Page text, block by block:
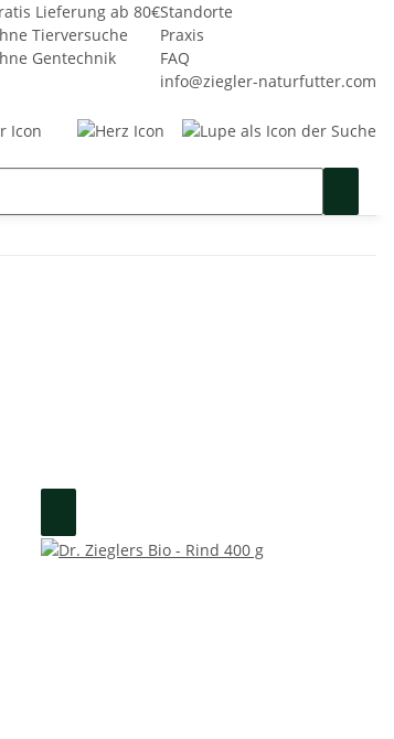
Lieferung ab 80€
Tierversuche
Gentechnik
Standorte
Praxis
FAQ
info@ziegler-naturfutter.com
Gutschein SALE %